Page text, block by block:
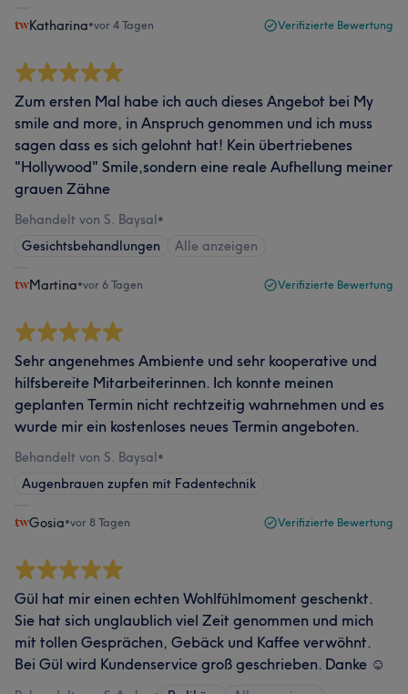
Katharina•vor 4 Tagen Verifizierte Bewertung
Zum ersten Mal habe ich auch dieses Angebot bei My
smile and more, in Anspruch genommen und ich muss
sagen dass es sich gelohnt hat! Kein übertriebenes
"Hollywood" Smile,sondern eine reale Aufhellung meiner
grauen Zähne
Behandelt von S. Baysal•
Gesichtsbehandlungen
Alle anzeigen
Martina•vor 6 Tagen Verifizierte Bewertung
Sehr angenehmes Ambiente und sehr kooperative und
hilfsbereite Mitarbeiterinnen. Ich konnte meinen
geplanten Termin nicht rechtzeitig wahrnehmen und es
wurde mir ein kostenloses neues Termin angeboten.
Behandelt von S. Baysal•
Augenbrauen zupfen mit Fadentechnik
Gosia•vor 8 Tagen Verifizierte Bewertung
Gül hat mir einen echten Wohlfühlmoment geschenkt.
Sie hat sich unglaublich viel Zeit genommen und mich
mit tollen Gesprächen, Gebäck und Kaffee verwöhnt.
Bei Gül wird Kundenservice groß geschrieben. Danke ☺️